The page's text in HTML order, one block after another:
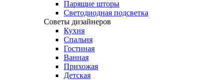
Парящие шторы
Светодиодная подсветка
Советы дизайнеров
Кухня
Спальня
Гостиная
Ванная
Прихожая
Детская